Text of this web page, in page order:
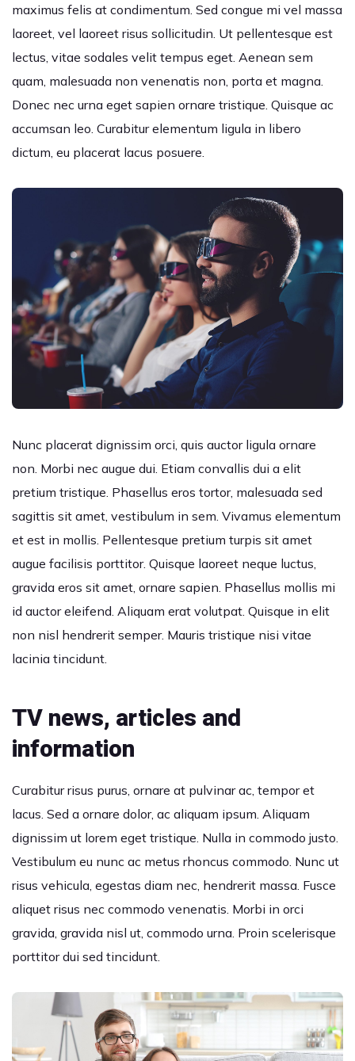
maximus felis at condimentum. Sed congue mi vel massa
laoreet, vel laoreet risus sollicitudin. Ut pellentesque est
lectus, vitae sodales velit tempus eget. Aenean sem
quam, malesuada non venenatis non, porta et magna.
Donec nec urna eget sapien ornare tristique. Quisque ac
accumsan leo. Curabitur elementum ligula in libero
dictum, eu placerat lacus posuere.
Nunc placerat dignissim orci, quis auctor ligula ornare
non. Morbi nec augue dui. Etiam convallis dui a elit
pretium tristique. Phasellus eros tortor, malesuada sed
sagittis sit amet, vestibulum in sem. Vivamus elementum
et est in mollis. Pellentesque pretium turpis sit amet
augue facilisis porttitor. Quisque laoreet neque luctus,
gravida eros sit amet, ornare sapien. Phasellus mollis mi
id auctor eleifend. Aliquam erat volutpat. Quisque in elit
non nisl hendrerit semper. Mauris tristique nisi vitae
lacinia tincidunt.
TV news, articles and
information
Curabitur risus purus, ornare at pulvinar ac, tempor et
lacus. Sed a ornare dolor, ac aliquam ipsum. Aliquam
dignissim ut lorem eget tristique. Nulla in commodo justo.
Vestibulum eu nunc ac metus rhoncus commodo. Nunc ut
risus vehicula, egestas diam nec, hendrerit massa. Fusce
aliquet risus nec commodo venenatis. Morbi in orci
gravida, gravida nisl ut, commodo urna. Proin scelerisque
porttitor dui sed tincidunt.